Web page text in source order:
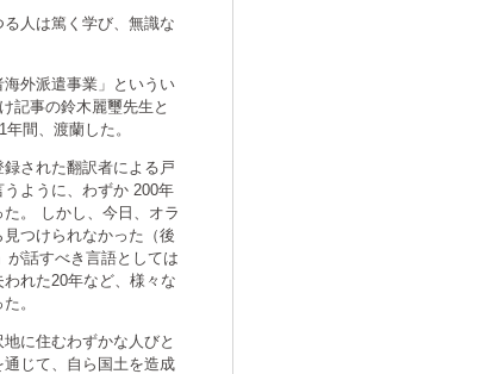
人は篤く学び、無識な
外派遣事業」というい
記事の鈴木麗璽先生と
間、渡蘭した。
された翻訳者による戸
ように、わずか 200年
。 しかし、今日、オラ
つけられなかった（後
が話すべき言語としては
れた20年など、様々な
。
に住むわずかな人びと
じて、自ら国土を造成